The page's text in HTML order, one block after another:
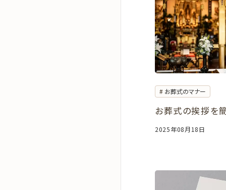
お葬式のマナー
お葬式の挨拶を
2025年08月18日